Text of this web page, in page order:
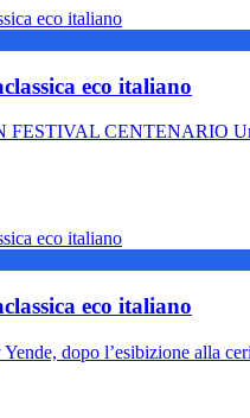
eco italiano
CENTENARIO Un
eco italiano
dopo l’esibizione alla